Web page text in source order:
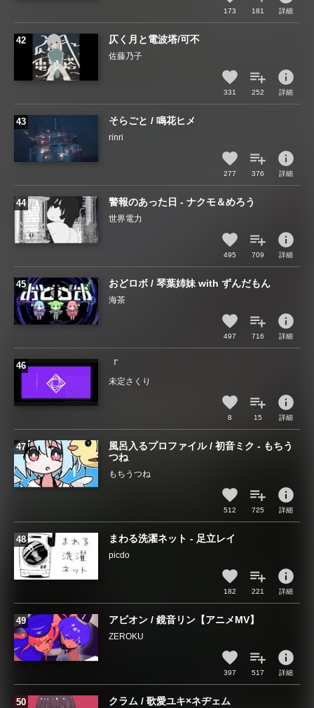
173 181 詳細
仄く月と電波塔/可不
佐藤乃子
331 252
info
詳細
そらごと / 鳴花ヒメ
rinri
277 376
info
詳細
警報のあった日 - ナクモ＆めろう
世界電力
495 709
info
詳細
おどロボ / 琴葉姉妹 with ずんだもん
海茶
497 716
info
詳細
「
未定さくり
8 15
info
詳細
風呂入るプロファイル / 初音ミク - もちう
つね
もちうつね
512 725
info
詳細
まわる洗濯ネット - 足立レイ
picdo
182 221
info
詳細
アビオン / 鏡音リン【アニメMV】
ZEROKU
397 517
info
詳細
クラム / 歌愛ユキ×ネヂェム